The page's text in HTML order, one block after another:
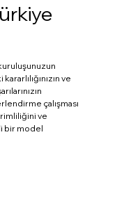
ve
çalışması
ve
bir model